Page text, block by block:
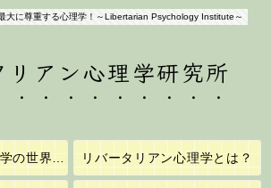
大に尊重する心理学！～Libertarian Psychology Institute～
リアン心理学研究所
リバータリアン心理学の世界へようこそ！ リバータリアン心理学とは？